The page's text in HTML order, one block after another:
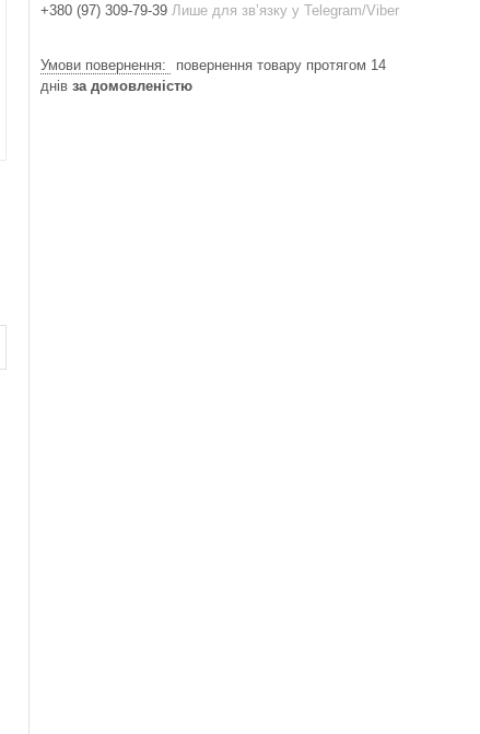
+380 (97) 309-79-39 Лише для звʼязку у Telegram/Viber
повернення товару протягом 14
днів за домовленістю